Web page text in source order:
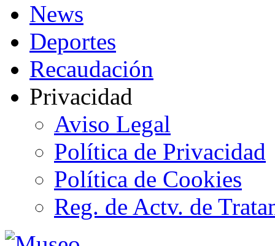
News
Deportes
Recaudación
Privacidad
Aviso Legal
Política de Privacidad
Política de Cookies
Reg. de Actv. de